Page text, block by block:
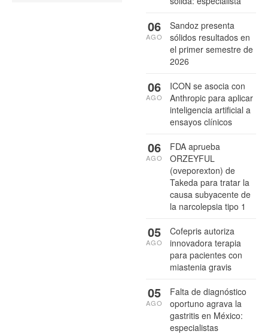
Sandoz presenta
sólidos resultados en
el primer semestre de
2026
06
AGO
ICON se asocia con
Anthropic para aplicar
inteligencia artificial a
ensayos clínicos
06
AGO
FDA aprueba
ORZEYFUL
(oveporexton) de
Takeda para tratar la
causa subyacente de
la narcolepsia tipo 1
06
AGO
Cofepris autoriza
innovadora terapia
para pacientes con
miastenia gravis
05
AGO
Falta de diagnóstico
oportuno agrava la
gastritis en México:
especialistas
05
AGO